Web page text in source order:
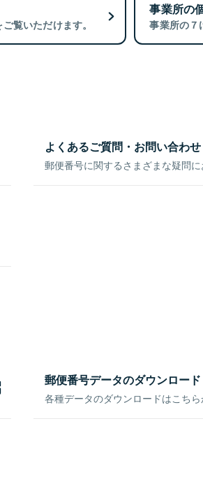
覧いただけます。
事業所の
事業所の７
よくあるご質問・お問い合わせ
郵便番号に関するさまざまな疑問に
郵便番号データのダウンロード
各種データのダウンロードはこち